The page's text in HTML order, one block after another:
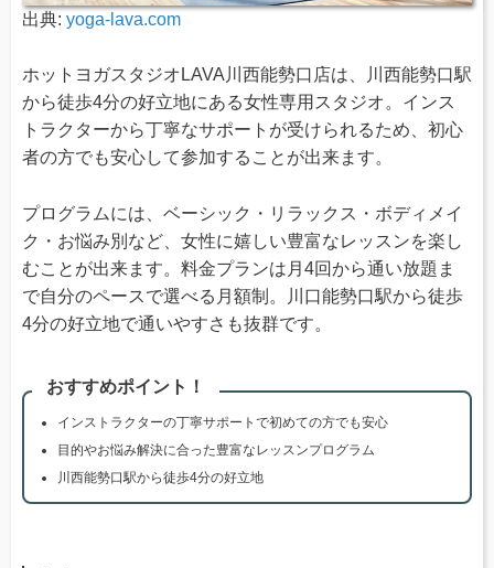
出典: yoga-lava.com
ホットヨガスタジオLAVA川西能勢口店は、川西能勢口駅
から徒歩4分の好立地にある女性専用スタジオ。インス
トラクターから丁寧なサポートが受けられるため、初心
者の方でも安心して参加することが出来ます。
プログラムには、ベーシック・リラックス・ボディメイ
ク・お悩み別など、女性に嬉しい豊富なレッスンを楽し
むことが出来ます。料金プランは月4回から通い放題ま
で自分のペースで選べる月額制。川口能勢口駅から徒歩
4分の好立地で通いやすさも抜群です。
おすすめポイント！
インストラクターの丁寧サポートで初めての方でも安心
目的やお悩み解決に合った豊富なレッスンプログラム
川西能勢口駅から徒歩4分の好立地